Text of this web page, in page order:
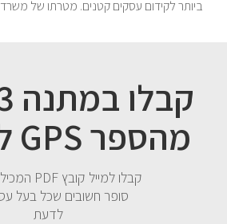
ביותר לקידום עסקים קטנים. מטרתו של משרד
מהספר GPS לעסקים
סופר חשובים שכל בעל
לדעת